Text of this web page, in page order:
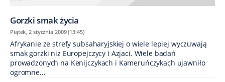
Gorzki smak życia
Piątek, 2 stycznia 2009 (13:45)
Afrykanie ze strefy subsaharyjskiej o wiele lepiej wyczuwają
smak gorzki niż Europejczycy i Azjaci. Wiele badań
prowadzonych na Kenijczykach i Kameruńczykach ujawniło
ogromne...